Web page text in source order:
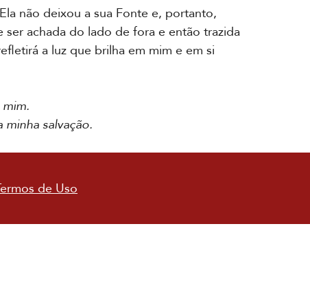
Ela não deixou a sua Fonte e, portanto,
ser achada do lado de fora e então trazida
a luz que brilha em mim e em si
salvação.
de Uso